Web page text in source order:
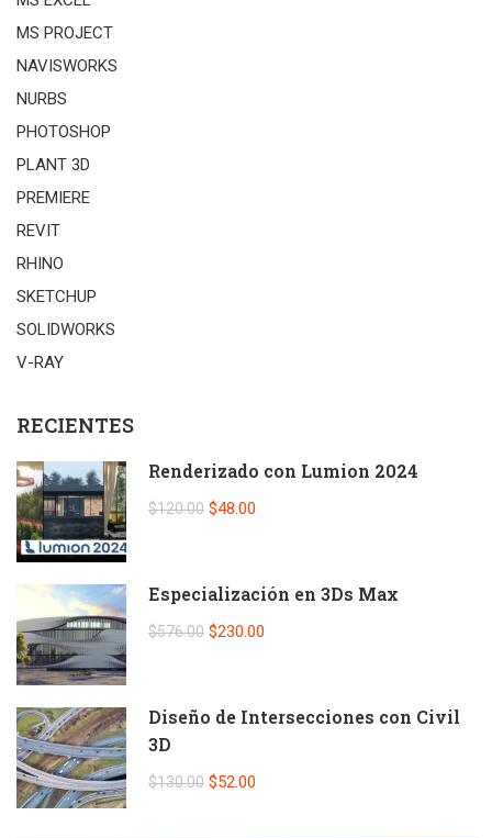
MS PROJECT
NAVISWORKS
NURBS
PHOTOSHOP
PLANT 3D
PREMIERE
REVIT
RHINO
SKETCHUP
SOLIDWORKS
V-RAY
RECIENTES
Renderizado con Lumion 2024
$120.00 $48.00
Especialización en 3Ds Max
$576.00 $230.00
Diseño de Intersecciones con Civil
3D
$130.00 $52.00